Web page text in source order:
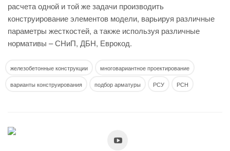
расчета одной и той же задачи производить
конструирование элементов модели, варьируя различные
параметры жесткостей, а также используя различные
нормативы – СНиП, ДБН, Еврокод.
железобетонные конструкции
многовариантное проектирование
варианты конструирования
подбор арматуры РСУ РСН